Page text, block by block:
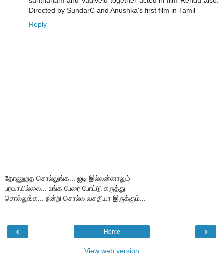
Directed by SundarC and Anushka's first film in Tamil
Reply
தோணுறத சொல்லுங்க... ஐடி இல்லன்னாலும்
பரவாயில்லை... உங்க பேரை போட்டு கருத்து
சொல்லுங்க... நன்றி சொல்ல வசதியா இருக்கும்...
‹ ›
Home
View web version